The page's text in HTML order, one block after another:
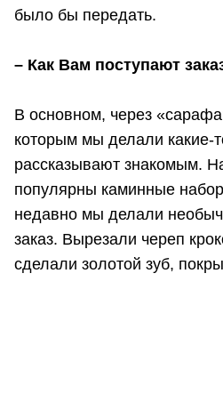
было бы передать.
– Как Вам поступают
В основном, через
которым мы делали какие-
рассказывают знакомым.
популярны каминные
недавно мы делали
заказ. Вырезали череп
сделали золотой зуб,